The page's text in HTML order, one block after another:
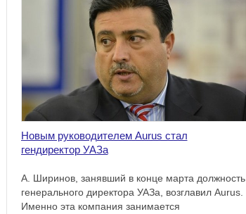
Новым руководителем Aurus стал
гендиректор УАЗа
А. Ширинов, занявший в конце марта должность
генерального директора УАЗа, возглавил Aurus.
Именно эта компания занимается